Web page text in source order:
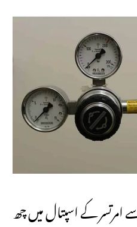
امرتسر کے اسپتال میں چھ